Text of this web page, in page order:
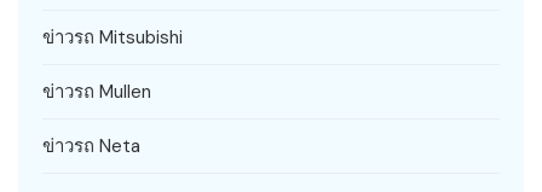
ข่าวรถ Mitsubishi
ข่าวรถ Mullen
ข่าวรถ Neta